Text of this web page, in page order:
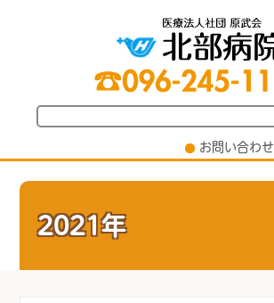
お問い合わせ
2021年